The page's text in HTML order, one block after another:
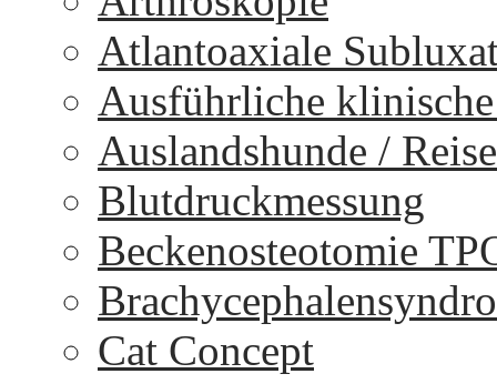
Atlantoaxiale
Ausführliche
Auslandshunde /
Blutdruckmessung
Beckenosteotomie
Cat Concept